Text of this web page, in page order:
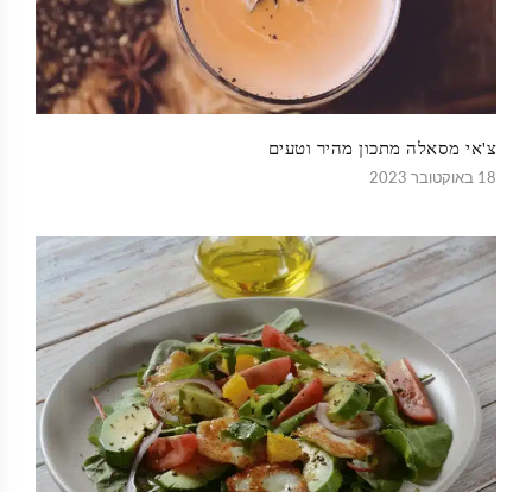
צ'אי מסאלה מתכון מהיר וטעים
18 באוקטובר 2023